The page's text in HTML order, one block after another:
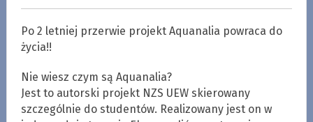
Po 2 letniej przerwie projekt Aquanalia powraca do
życia!!
Nie wiesz czym są Aquanalia?
Jest to autorski projekt NZS UEW skierowany
szczególnie do studentów. Realizowany jest on w